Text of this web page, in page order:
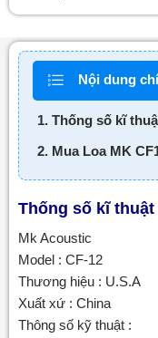
Nội dung
1. Thống số kĩ
2. Mua Loa MK
Thống số kĩ thuật
Mk Acoustic
Model : CF-12
Thương hiệu : U.S.A
Xuất xứ : China
Thông số kỹ thuật :